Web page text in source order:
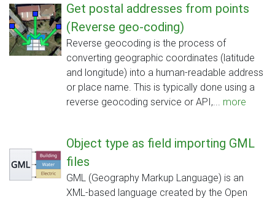
Get postal addresses from points
(Reverse geo-coding)
Reverse geocoding is the process of
converting geographic coordinates (latitude
and longitude) into a human-readable address
or place name. This is typically done using a
reverse geocoding service or API,... more
Object type as field importing GML
files
GML (Geography Markup Language) is an
XML-based language created by the Open